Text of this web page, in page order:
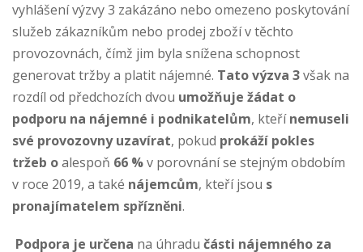
vyhlášení výzvy 3 zakázáno nebo omezeno poskytování
služeb zákazníkům nebo prodej zboží v těchto
provozovnách, čímž jim byla snížena schopnost
generovat tržby a platit nájemné. Tato výzva 3však na
rozdíl od předchozích dvou umožňuje žádat o
podporu na nájemné i podnikatelům, kteřínemuseli
své provozovny uzavírat, pokud prokáží pokles
tržeb oalespoň 66 %v porovnání se stejným obdobím
v roce 2019, a také nájemcům, kteří jsou s
pronajímatelem spřízněni.
Podpora je určena na úhradu části nájemného za